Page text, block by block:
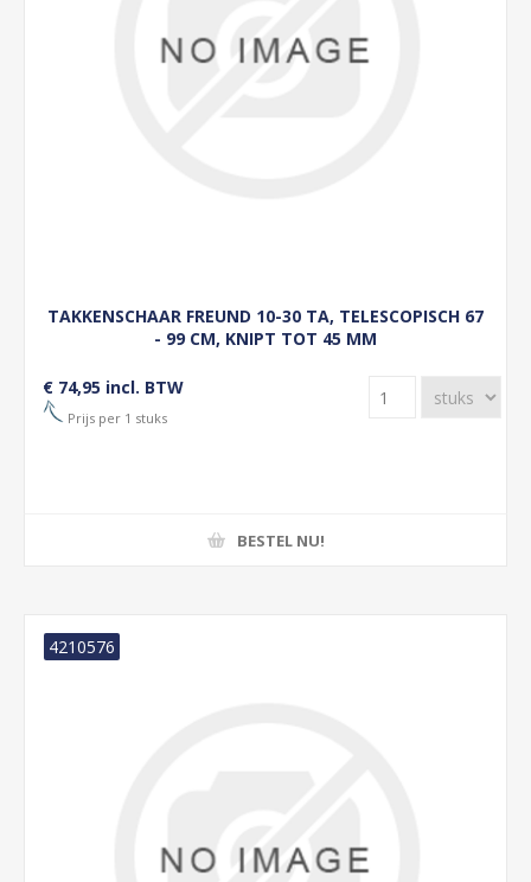
TAKKENSCHAAR FREUND 10-30 TA, TELESCOPISCH 67
- 99 CM, KNIPT TOT 45 MM
€ 74,95 incl. BTW
Prijs per 1 stuks
BESTEL NU!
4210576